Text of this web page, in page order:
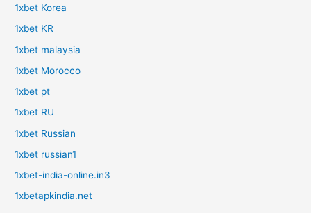
1xbet Korea
1xbet KR
1xbet malaysia
1xbet Morocco
1xbet pt
1xbet RU
1xbet Russian
1xbet russian1
1xbet-india-online.in3
1xbetapkindia.net